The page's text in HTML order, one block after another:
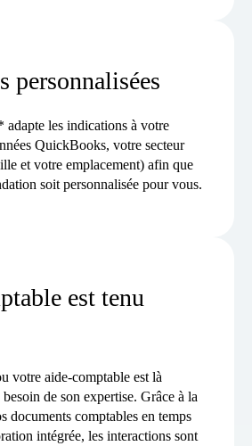
personnalisées
les indications à votre
QuickBooks, votre secteur
et votre emplacement) afin que
soit personnalisée pour vous.
est tenu
votre aide-comptable est là
de son expertise. Grâce à la
documents comptables en temps
intégrée, les interactions sont